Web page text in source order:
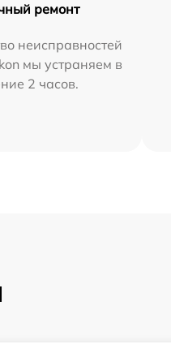
ремонт
неисправностей
мы устраняем в
2 часов.